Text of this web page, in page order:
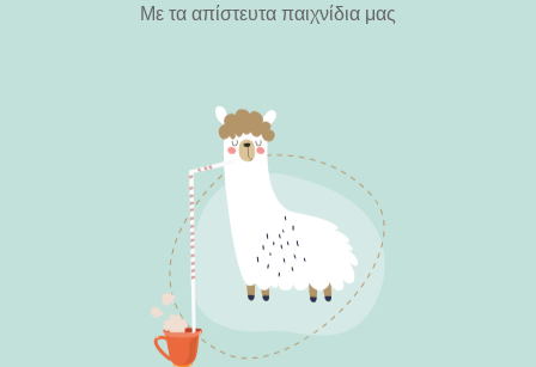
Με τα απίστευτα παιχνίδια μας